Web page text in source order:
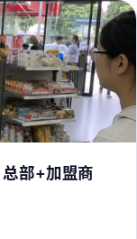
部+加盟商